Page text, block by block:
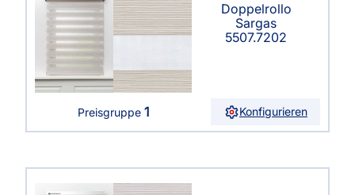
Doppelrollo
Sargas
5507.7202
Preisgruppe 1 Konfigurieren